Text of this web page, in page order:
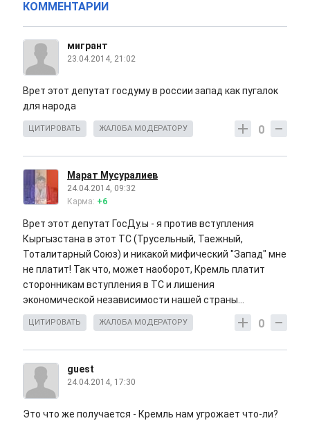
КОММЕНТАРИИ
мигрант
23.04.2014, 21:02
Врет этот депутат госдуму в россии запад как пугалок
для народа
0
ЦИТИРОВАТЬ ЖАЛОБА МОДЕРАТОРУ
Марат Мусуралиев
24.04.2014, 09:32
Карма: +6
Врет этот депутат ГосДу.ы - я против вступления
Кыргызстана в этот ТС (Трусельный, Таежный,
Тоталитарный Союз) и никакой мифический "Запад" мне
не платит! Так что, может наоборот, Кремль платит
сторонникам вступления в ТС и лишения
экономической независимости нашей страны...
0
ЦИТИРОВАТЬ ЖАЛОБА МОДЕРАТОРУ
guest
24.04.2014, 17:30
Это что же получается - Кремль нам угрожает что-ли?